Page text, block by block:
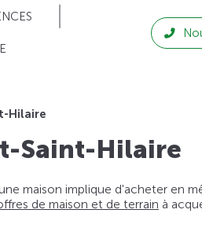
Hilaire
Saint-Hilaire
maison implique d'acheter en
de maison et de terrain à